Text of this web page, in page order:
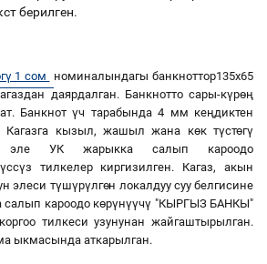
берилген.
1 сом
номиналындагы банкноттор135х65
даярдалган. Банкнотто сары-күрөң
Банкнот үч тарабында 4 мм кеңдиктен
Кагазга кызыл, жашыл жана көк түстөгү
эле УК жарыкка салып кароодо
тилкелер киргизилген. Кагаз, акын
элеси түшүрүлгөн локалдуу суу белгисине
салып кароодо көрүнүүчү "КЫРГЫЗ БАНКЫ"
тилкеси узунунан жайгаштырылган.
ыкмасында аткарылган.